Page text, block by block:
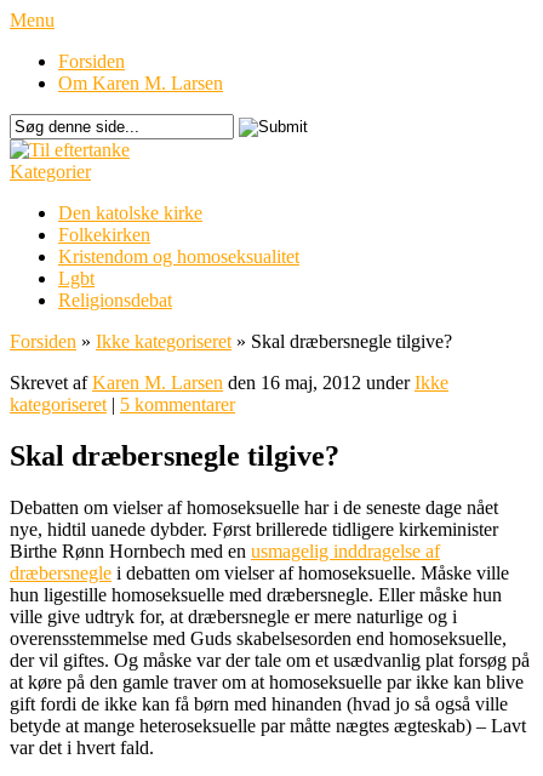
Menu
Forsiden
Om Karen M. Larsen
Kategorier
Den katolske kirke
Folkekirken
Kristendom og homoseksualitet
Lgbt
Religionsdebat
Forsiden » Ikke kategoriseret » Skal dræbersnegle tilgive?
Skrevet afKaren M. Larsen den 16 maj, 2012 underIkke
kategoriseret | 5 kommentarer
Skal dræbersnegle tilgive?
Debatten om vielser af homoseksuelle har i de seneste dage nået
nye, hidtil uanede dybder. Først brillerede tidligere kirkeminister
Birthe Rønn Hornbech med en usmagelig inddragelse af
dræbersnegle i debatten om vielser af homoseksuelle. Måske ville
hun ligestille homoseksuelle med dræbersnegle. Eller måske hun
ville give udtryk for, at dræbersnegle er mere naturlige og i
overensstemmelse med Guds skabelsesorden end homoseksuelle,
der vil giftes. Og måske var der tale om et usædvanlig plat forsøg på
at køre på den gamle traver om at homoseksuelle par ikke kan blive
gift fordi de ikke kan få børn med hinanden (hvad jo så også ville
betyde at mange heteroseksuelle par måtte nægtes ægteskab) – Lavt
var det i hvert fald.